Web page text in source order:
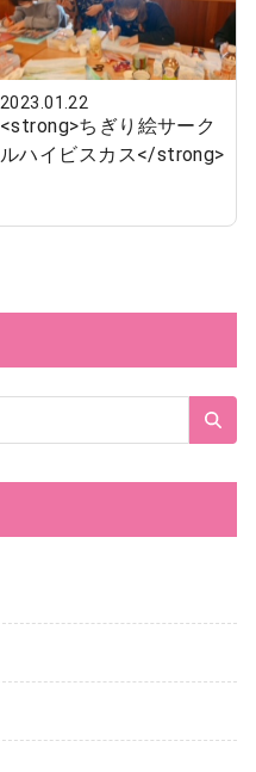
2023.01.22
<strong>ちぎり絵サーク
ルハイビスカス</strong>